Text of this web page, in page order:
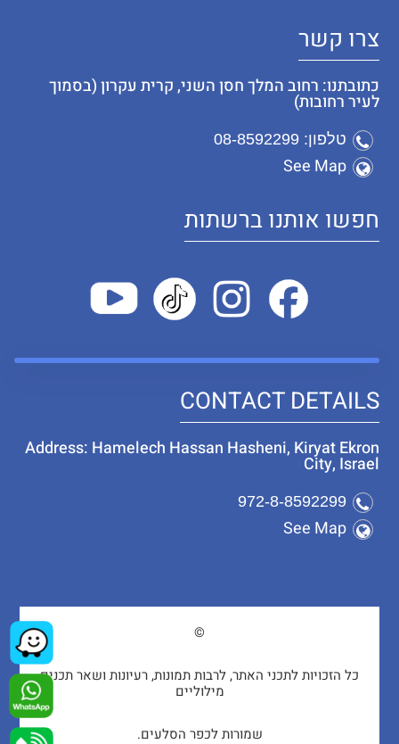
צרו קשר
כתובתנו: רחוב המלך חסן השני, קרית עקרון (בסמוך
לעיר רחובות)
טלפון: 08-8592299
See Map
חפשו אותנו ברשתות
CONTACT DETAILS
Address: Hamelech Hassan Hasheni, Kiryat Ekron
City, Israel
972-8-8592299
See Map
©
כל הזכויות לתכני האתר, לרבות תמונות, רעיונות ושאר תכנים
מילוליים
שמורות לכפר הסלעים.